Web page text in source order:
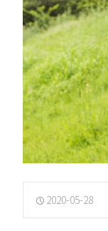
2020-05-28